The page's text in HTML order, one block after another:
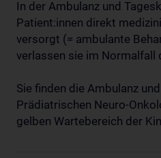
In der Ambulanz und
Patient:innen direkt
versorgt (= ambulante
verlassen sie im Normalfall
Sie finden die Ambulanz
Prädiatrischen Neuro-
gelben Wartebereich der